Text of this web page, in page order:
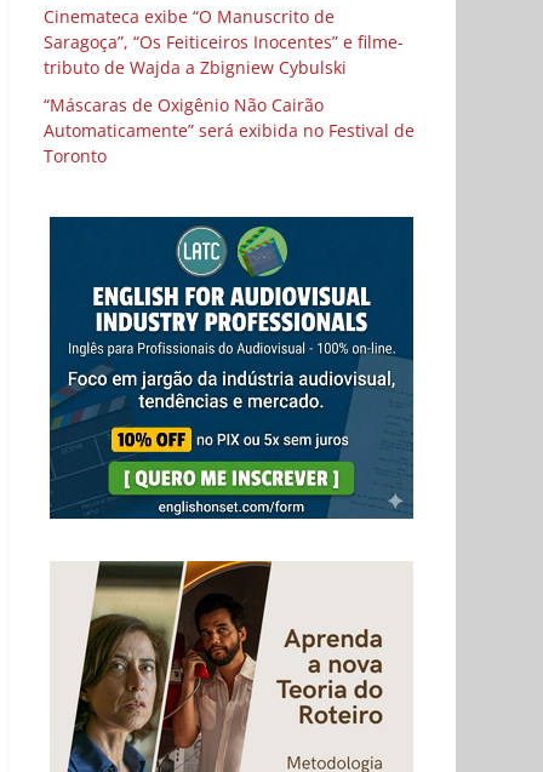
Cinemateca exibe “O Manuscrito de
Saragoça”, “Os Feiticeiros Inocentes” e filme-
tributo de Wajda a Zbigniew Cybulski
“Máscaras de Oxigênio Não Cairão
Automaticamente” será exibida no Festival de
Toronto